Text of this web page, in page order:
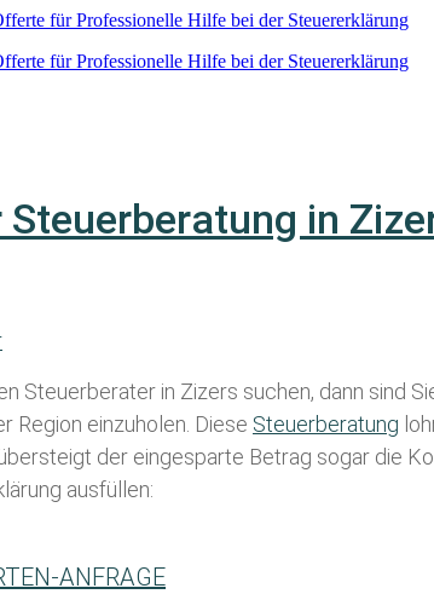
für Professionelle Hilfe bei der Steuererklärung
für Professionelle Hilfe bei der Steuererklärung
in
Steuerberater in Zizers suchen, dann sind
Region einzuholen. Diese Steuerberatung
der eingesparte Betrag sogar die
ausfüllen:
ANFRAGE